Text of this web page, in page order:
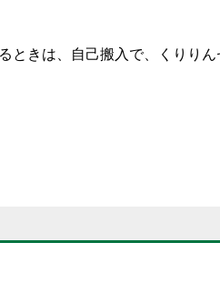
きは、自己搬入で、くりり